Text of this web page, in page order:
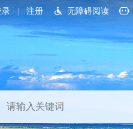
录 注册 无障碍阅读